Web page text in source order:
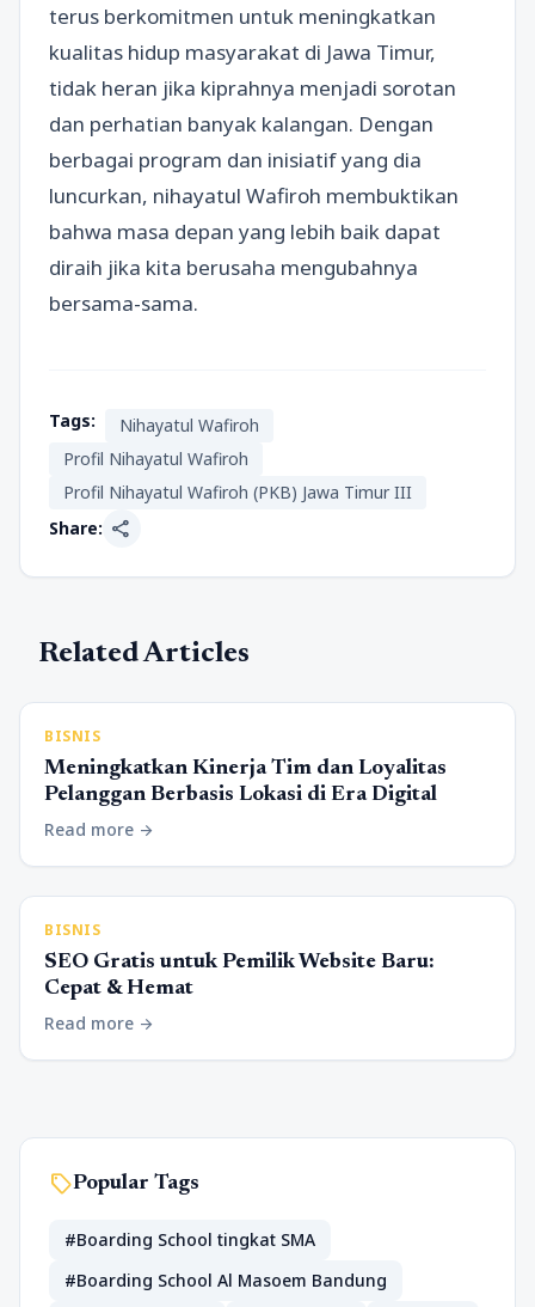
terus berkomitmen untuk meningkatkan
kualitas hidup masyarakat di Jawa Timur,
tidak heran jika kiprahnya menjadi sorotan
dan perhatian banyak kalangan. Dengan
berbagai program dan inisiatif yang dia
luncurkan, nihayatul Wafiroh membuktikan
bahwa masa depan yang lebih baik dapat
diraih jika kita berusaha mengubahnya
bersama-sama.
Tags:
Nihayatul Wafiroh
Profil Nihayatul Wafiroh
Profil Nihayatul Wafiroh (PKB) Jawa Timur III
Share: share
Related Articles
BISNIS
Meningkatkan Kinerja Tim dan Loyalitas
Pelanggan Berbasis Lokasi di Era Digital
Read more arrow_forward
BISNIS
SEO Gratis untuk Pemilik Website Baru:
Cepat & Hemat
Read more arrow_forward
sellPopular Tags
#Boarding School tingkat SMA
#Boarding School Al Masoem Bandung